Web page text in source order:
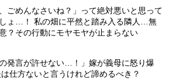
、ごめんなさいね？」って絶対悪いと思って
ょ…！ 私の畑に平然と踏み入る隣人…無
？その行動にモヤモヤが止まらない
の発言が許せない…！」嫁が義母に怒り爆
仕方ないと言うけれど諦めるべき？